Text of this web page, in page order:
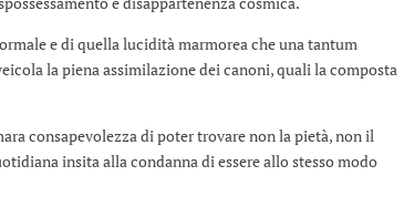
e di quella lucidità marmorea che una tantum
la piena assimilazione dei canoni, quali la composta
consapevolezza di poter trovare non la pietà, non il
insita alla condanna di essere allo stesso modo